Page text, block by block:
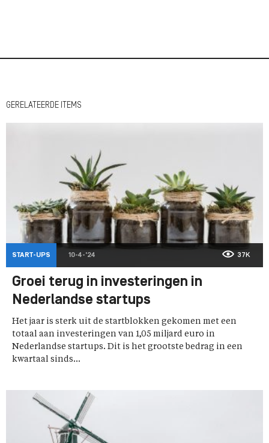
GERELATEERDE ITEMS
START-UPS 10-4-'24 37K
Groei terug in investeringen in
Nederlandse startups
Het jaar is sterk uit de startblokken gekomen met een
totaal aan investeringen van 1,05 miljard euro in
Nederlandse startups. Dit is het grootste bedrag in een
kwartaal sinds...